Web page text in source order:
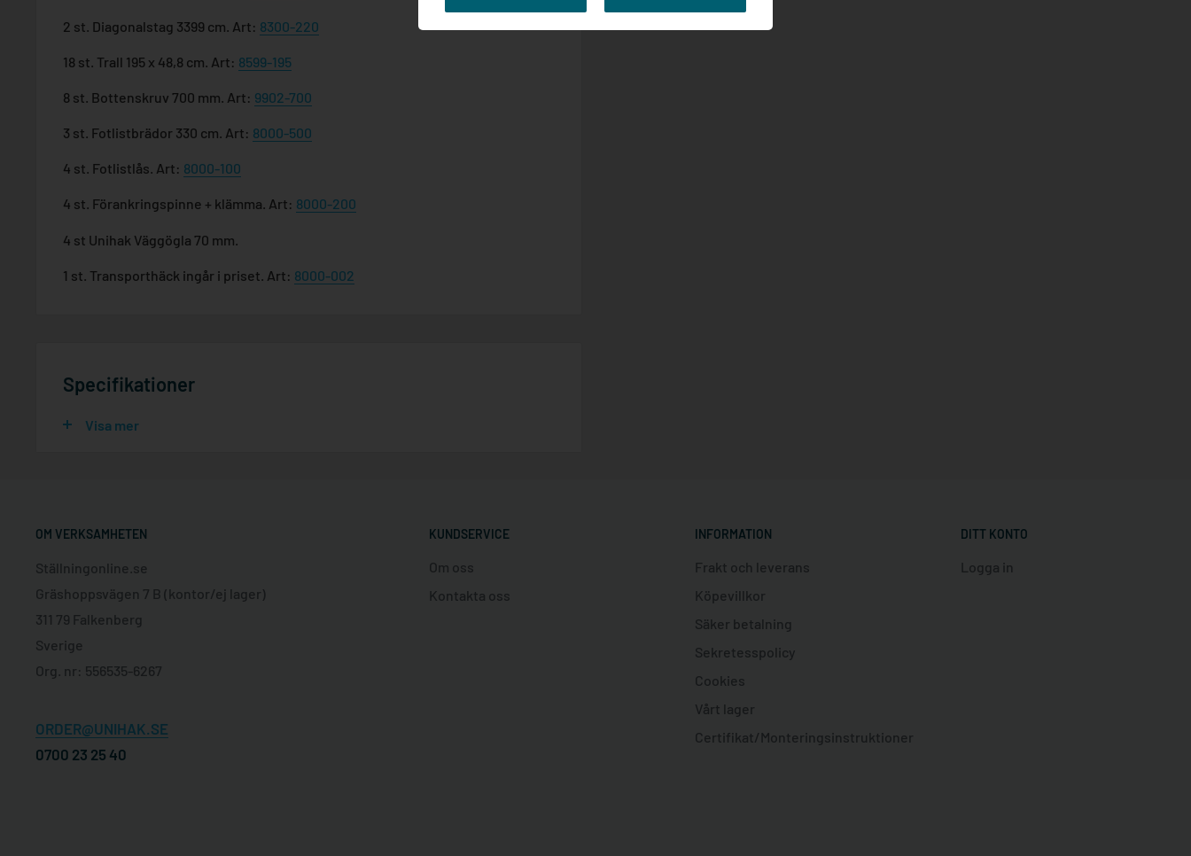
2 st. Diagonalstag 3399 cm. Art: 8300-220
18 st. Trall 195 x 48,8 cm. Art: 8599-195
8 st. Bottenskruv 700 mm. Art: 9902-700
3 st. Fotlistbrädor 330 cm. Art: 8000-500
4 st. Fotlistlås. Art: 8000-100
4 st. Förankringspinne + klämma. Art: 8000-200
4 st Unihak Väggögla 70 mm.
1 st. Transporthäck ingår i priset. Art: 8000-002
Specifikationer
Visa mer
OM VERKSAMHETEN
Ställningonline.se
Gräshoppsvägen 7 B (kontor/ej lager)
311 79 Falkenberg
Sverige
Org. nr: 556535-6267
ORDER@UNIHAK.SE
0700 23 25 40
KUNDSERVICE
Om oss
Kontakta oss
INFORMATION
Frakt och leverans
Köpevillkor
Säker betalning
Sekretesspolicy
Cookies
Vårt lager
Certifikat/Monteringsinstruktioner
DITT KONTO
Logga in